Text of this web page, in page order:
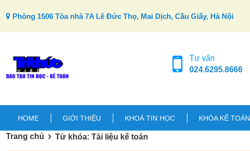
Phòng 1506 Tòa nhà 7A Lê Đức Thọ, Mai Dịch, Cầu Giấy, Hà Nội
Tư vấn
024.6295.8666
HOME GIỚI THIỆU KHOÁ TIN HỌC KHÓA KẾ TOÁN
Trang chủ Từ khóa: Tài liệu kế toán